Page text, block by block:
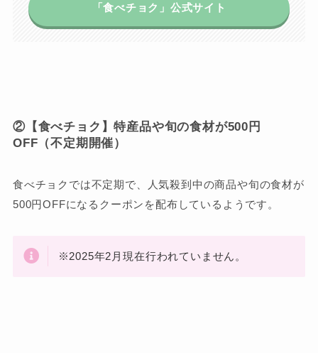
「食べチョク」公式サイト
②【食べチョク】特産品や旬の食材が500円
OFF（不定期開催）
食べチョクでは不定期で、人気殺到中の商品や旬の食材が
500円OFFになるクーポンを配布しているようです。
※2025年2月現在行われていません。